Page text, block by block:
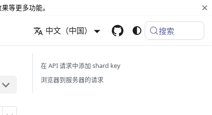
等更多功能。
中文（中国） 搜索
在 API 请求中添加 shard key
浏览器到服务器的请求